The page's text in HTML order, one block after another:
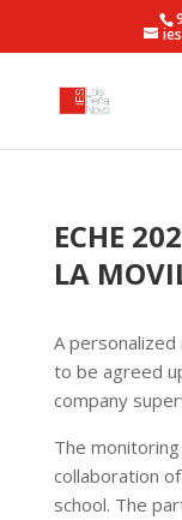
ECHE
LA
A
to be agreed
company
The
collaboration
school. The